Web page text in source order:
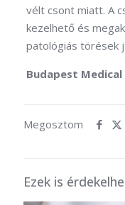
vélt csont miatt. A
kezelhető és
patológiás törések
Budapest
Megosztom
Ezek is